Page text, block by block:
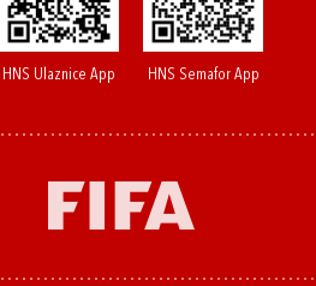
HNS Ulaznice App HNS Semafor App